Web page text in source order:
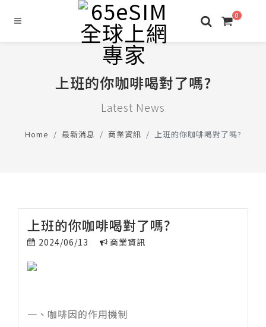
0
上班的你咖啡喝對了嗎?
Latest News
Home 最新消息 商業資訊 上班的你咖啡喝對了嗎?
上班的你咖啡喝對了嗎?
2024/06/13 商業資訊
一、咖啡因的作用機制